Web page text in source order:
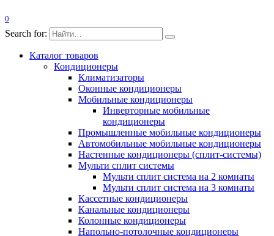
0
Search for:
Каталог товаров
Кондиционеры
Климатизаторы
Оконные кондиционеры
Мобильные кондиционеры
Инверторные мобильные
кондиционеры
Промышленные мобильные кондиционеры
Автомобильные мобильные кондиционеры
Настенные кондиционеры (сплит-системы)
Мульти сплит системы
Мульти сплит система на 2 комнаты
Мульти сплит система на 3 комнаты
Кассетные кондиционеры
Канальные кондиционеры
Колонные кондиционеры
Напольно-потолочные кондиционеры